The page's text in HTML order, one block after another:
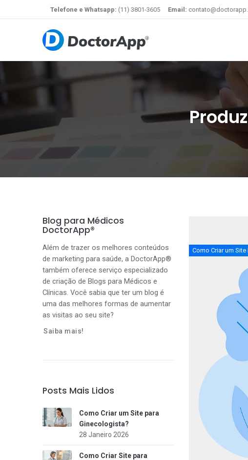
Telefone e Whatsapp: (11) 3801-3605 Email:
Blog para Médicos
DoctorApp®
Além de trazer os melhores conteúdos
de marketing para saúde, a DoctorApp®
também oferece serviço especializado
de criação de Blogs para Médicos e
Clínicas. Você sabia que ter um blog é
uma das melhores formas de aumentar
as visitas ao seu site?
Saiba mais!
Posts Mais Lidos
Como Criar um Site para
Ginecologista?
28 Janeiro 2026
Como Criar Site para
Como Criar um